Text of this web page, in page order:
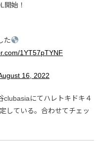
開始！
た
1YT57pTYNF
16, 2022
clubasiaにてハレトキドキ４
している。合わせてチェッ